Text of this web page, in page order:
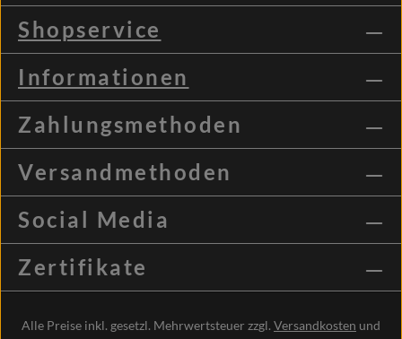
Shopservice
Informationen
Zahlungsmethoden
Versandmethoden
Social Media
Zertifikate
Alle Preise inkl. gesetzl. Mehrwertsteuer zzgl. Versandkosten und